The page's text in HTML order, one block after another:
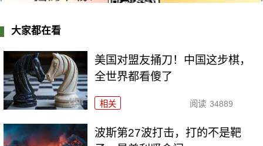
大家都在看
美国对盟友捅刀！中国这步棋，
全世界都看傻了
相关 阅读 34889
波斯第27波打击，打的不是靶